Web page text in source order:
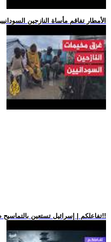
.. الأمطار تفاقم مأساة النازحين
.. تفاعلكم | إسرائيل تستعين بالتماسيح ضد الأسرى الفلسطينيين!!